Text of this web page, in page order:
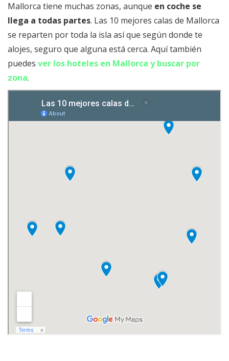
Cala Varques, en la zona de Calas de
Mallorca
Cala Figuera, en Cabo Formentor –
Mallorca
Cala Comtesa, entre las mejores calas de
Cala Pi, en Llucmajor – Mallorca
Cala Deiá, en Deiá – Mallorca
Cala Fornells, en Peguera, la última de las
Mallorca tiene muchas zonas, aunque en coche se
llega a todas partes. Las 10 mejores calas de Mallorca
se reparten por toda la isla así que según donde te
alojes, seguro que alguna está cerca. Aquí también
puedes ver los hoteles en Mallorca y buscar por
zona.